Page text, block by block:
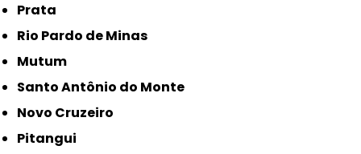
Prata
Rio Pardo de Minas
Mutum
Santo Antônio do Monte
Novo Cruzeiro
Pitangui